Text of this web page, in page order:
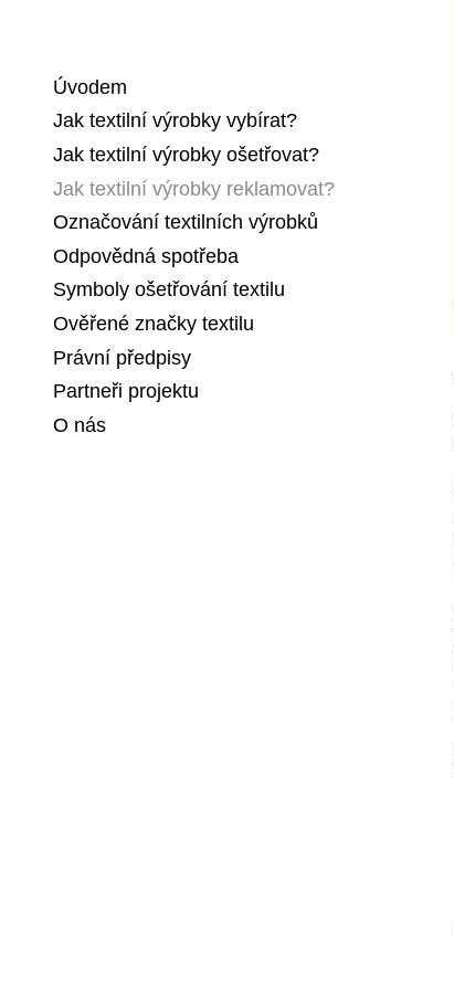
Úvodem
Jak textilní výrobky vybírat?
Jak textilní výrobky ošetřovat?
Jak textilní výrobky reklamovat?
Označování textilních výrobků
Odpovědná spotřeba
Symboly ošetřování textilu
Ověřené značky textilu
Právní předpisy
Partneři projektu
O nás